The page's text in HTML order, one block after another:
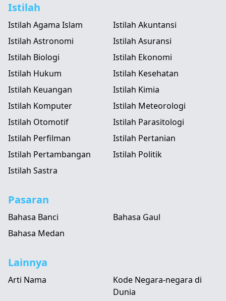
Istilah
Istilah Agama Islam
Istilah Akuntansi
Istilah Astronomi
Istilah Asuransi
Istilah Biologi
Istilah Ekonomi
Istilah Hukum
Istilah Kesehatan
Istilah Keuangan
Istilah Kimia
Istilah Komputer
Istilah Meteorologi
Istilah Otomotif
Istilah Parasitologi
Istilah Perfilman
Istilah Pertanian
Istilah Pertambangan
Istilah Politik
Istilah Sastra
Pasaran
Bahasa Banci
Bahasa Gaul
Bahasa Medan
Lainnya
Arti Nama
Kode Negara-negara di
Dunia